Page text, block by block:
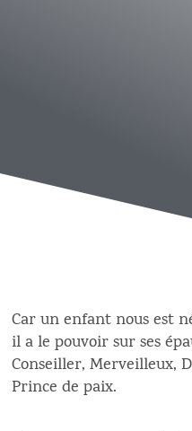
Car un enfant nous est
il a le pouvoir sur ses
Conseiller, Merveilleux,
Prince de paix.